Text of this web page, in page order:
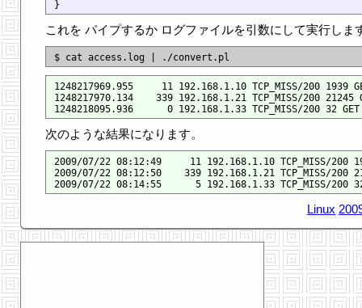
これを パイプするか ログファイルを引数にして実行しま
1248217969.955     11 192.168.1.10 TCP_MISS/200 1939
1248217970.134    339 192.168.1.21 TCP_MISS/200
次のような結果になります。
2009/07/22 08:12:49     11 192.168.1.10 TCP_MISS/200
2009/07/22 08:12:50    339 192.168.1.21 TCP_MISS/200
Linux